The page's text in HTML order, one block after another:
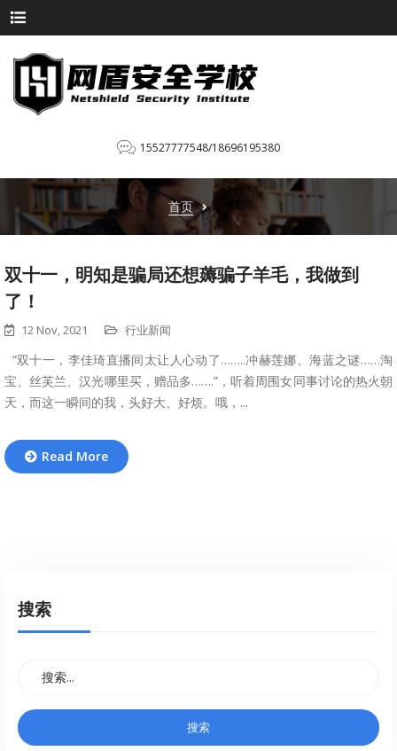
15527777548/18696195380
首页
双十一，明知是骗局还想薅骗子羊毛，我做到
了！
12 Nov, 2021 行业新闻
“双十一，李佳琦直播间太让人心动了……..冲赫莲娜、海蓝之谜……淘
宝、丝芙兰、汉光哪里买，赠品多…….”，听着周围女同事讨论的热火朝
天，而这一瞬间的我，头好大、好烦。哦，...
Read More
搜索